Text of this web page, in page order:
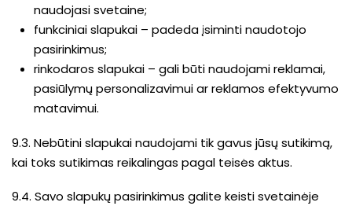
naudojasi svetaine;
funkciniai slapukai – padeda įsiminti naudotojo
pasirinkimus;
rinkodaros slapukai – gali būti naudojami reklamai,
pasiūlymų personalizavimui ar reklamos efektyvumo
matavimui.
9.3. Nebūtini slapukai naudojami tik gavus jūsų sutikimą,
kai toks sutikimas reikalingas pagal teisės aktus.
9.4. Savo slapukų pasirinkimus galite keisti svetainėje